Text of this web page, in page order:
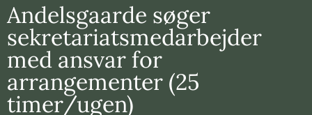
Andelsgaarde søger
sekretariatsmedarbejder
med ansvar for
arrangementer (25
timer/ugen)